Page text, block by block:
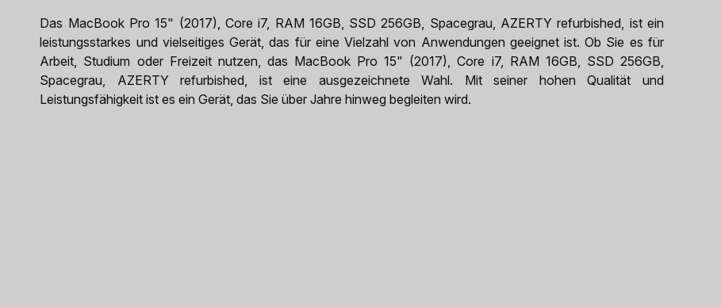
Das MacBook Pro 15" (2017), Core i7, RAM 16GB, SSD 256GB, Spacegrau, AZERTY refurbished, ist ein
leistungsstarkes und vielseitiges Gerät, das für eine Vielzahl von Anwendungen geeignet ist. Ob Sie es für
Arbeit, Studium oder Freizeit nutzen, das MacBook Pro 15" (2017), Core i7, RAM 16GB, SSD 256GB,
Spacegrau, AZERTY refurbished, ist eine ausgezeichnete Wahl. Mit seiner hohen Qualität und
Leistungsfähigkeit ist es ein Gerät, das Sie über Jahre hinweg begleiten wird.